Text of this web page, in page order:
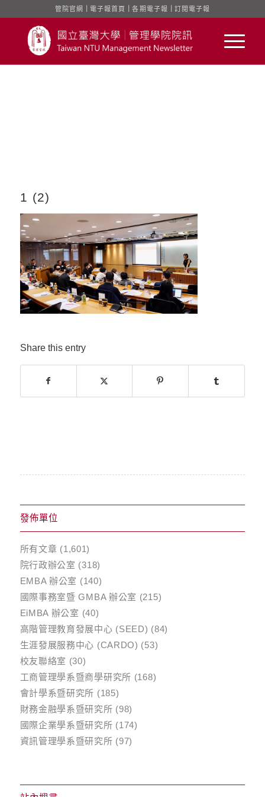
管院官網 電子報首頁 ｜各期電子報 訂閱電子報
1 (2)
Share this entry
發佈單位
所有文章 (1,601)
院行政辦公室 (318)
EMBA 辦公室 (140)
國際事務室暨 GMBA 辦公室 (215)
EiMBA 辦公室 (40)
高階管理教育發展中心 (SEED) (84)
生涯發展服務中心 (CARDO) (53)
校友聯絡室 (30)
工商管理學系暨商學研究所 (168)
會計學系暨研究所 (185)
財務金融學系暨研究所 (98)
國際企業學系暨研究所 (174)
資訊管理學系暨研究所 (97)